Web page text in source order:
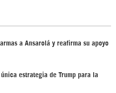
a Ansarolá y reafirma su apoyo
estrategia de Trump para la